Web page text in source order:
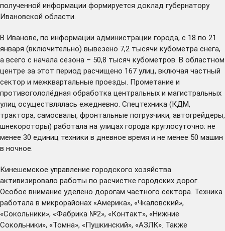
полученной информации формируется доклад губернатору
Ивановской области.
В Иванове, по информации администрации города, с 18 по 21
января (включительно) вывезено 7,2 тысячи кубометра снега,
а всего с начала сезона – 50,8 тысяч кубометров. В областном
центре за этот период расчищено 167 улиц, включая частный
сектор и межквартальные проезды. Прометание и
противогололёдная обработка центральных и магистральных
улиц осуществлялась ежедневно. Спецтехника (КДМ,
трактора, самосвалы, фронтальные погрузчики, автогрейдеры,
шнекороторы) работала на улицах города круглосуточно: не
менее 30 единиц техники в дневное время и не менее 50 машин
в ночное.
Кинешемское управление городского хозяйства
активизировало работы по расчистке городских дорог.
Особое внимание уделено дорогам частного сектора. Техника
работала в микрорайонах «Америка», «Чкаловский»,
«Сокольники», «Фабрика №2», «Контакт», «Нижние
Сокольники», «Томна», «Пушкинский», «АЗЛК». Также